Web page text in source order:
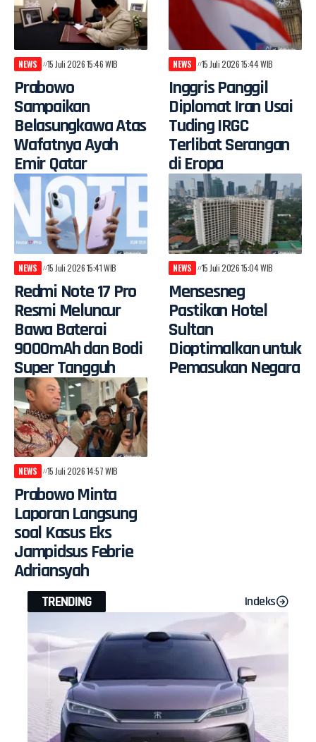
NEWS 15 Juli 2026 15:46 WIB
Prabowo
Sampaikan
Belasungkawa Atas
Wafatnya Ayah
Emir Qatar
NEWS 15 Juli 2026 15:44 WIB
Inggris Panggil
Diplomat Iran Usai
Tuding IRGC
Terlibat Serangan
di Eropa
NEWS 15 Juli 2026 15:41 WIB
Redmi Note 17 Pro
Resmi Meluncur
Bawa Baterai
9000mAh dan Bodi
Super Tangguh
NEWS 15 Juli 2026 15:04 WIB
Mensesneg
Pastikan Hotel
Sultan
Dioptimalkan untuk
Pemasukan Negara
NEWS 15 Juli 2026 14:57 WIB
Prabowo Minta
Laporan Langsung
soal Kasus Eks
Jampidsus Febrie
Adriansyah
TRENDING Indeks